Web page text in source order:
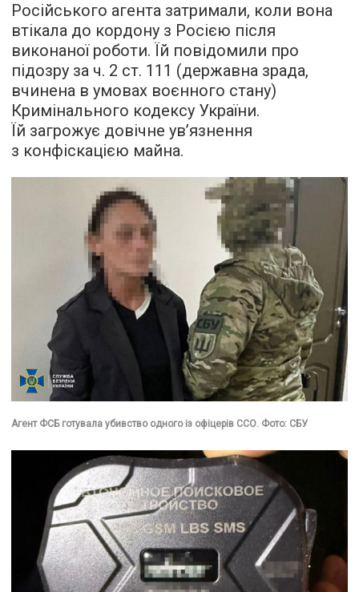
Російського агента затримали, коли вона
втікала до кордону з Росією після
виконаної роботи. Їй повідомили про
підозру за ч. 2 ст. 111 (державна зрада,
вчинена в умовах воєнного стану)
Кримінального кодексу України.
Їй загрожує довічне ув’язнення
з конфіскацією майна.
Агент ФСБ готувала убивство одного із офіцерів ССО. Фото: СБУ